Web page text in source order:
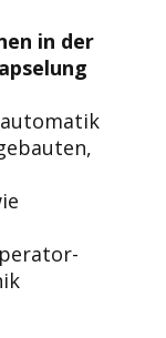
in der